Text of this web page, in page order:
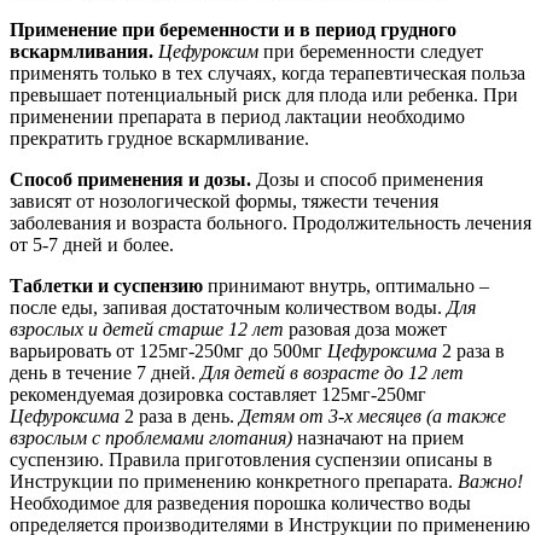
Применение при беременности и в период грудного
вскармливания. Цефуроксим при беременности следует
применять только в тех случаях, когда терапевтическая польза
превышает потенциальный риск для плода или ребенка. При
применении препарата в период лактации необходимо
прекратить грудное вскармливание.
Способ применения и дозы. Дозы и способ применения
зависят от нозологической формы, тяжести течения
заболевания и возраста больного. Продолжительность лечения
от 5-7 дней и более.
Таблетки и суспензию принимают внутрь, оптимально –
после еды, запивая достаточным количеством воды. Для
взрослых и детей старше 12 лет разовая доза может
варьировать от 125мг-250мг до 500мг Цефуроксима 2 раза в
день в течение 7 дней. Для детей в возрасте до 12 лет
рекомендуемая дозировка составляет 125мг-250мг
Цефуроксима 2 раза в день. Детям от 3-х месяцев (а также
взрослым с проблемами глотания) назначают на прием
суспензию. Правила приготовления суспензии описаны в
Инструкции по применению конкретного препарата. Важно!
Необходимое для разведения порошка количество воды
определяется производителями в Инструкции по применению